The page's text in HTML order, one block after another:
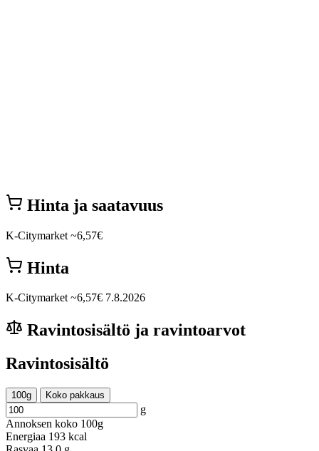
Hinta ja saatavuus
K-Citymarket ~6,57€
Hinta
K-Citymarket ~6,57€ 7.8.2026
Ravintosisältö ja ravintoarvot
Ravintosisältö
100g Koko pakkaus
g
Annoksen koko 100g
Energiaa 193 kcal